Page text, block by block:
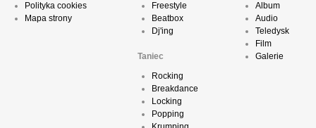
Polityka cookies
Mapa strony
Freestyle
Beatbox
Dj'ing
Taniec
Rocking
Breakdance
Locking
Popping
Album
Audio
Teledysk
Film
Galerie